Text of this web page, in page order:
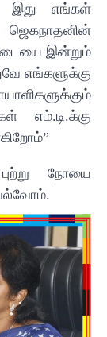
இது எங்கள்
ஜெகநாதனின்
இன்றும்
எங்களுக்கு
எம்.டி.க்கு
நோயை